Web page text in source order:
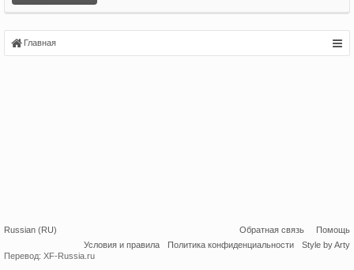
Главная
Russian (RU) Обратная связь
Помощь
Условия и правила
Политика конфиденциальности
Style by Arty
Перевод: XF-Russia.ru